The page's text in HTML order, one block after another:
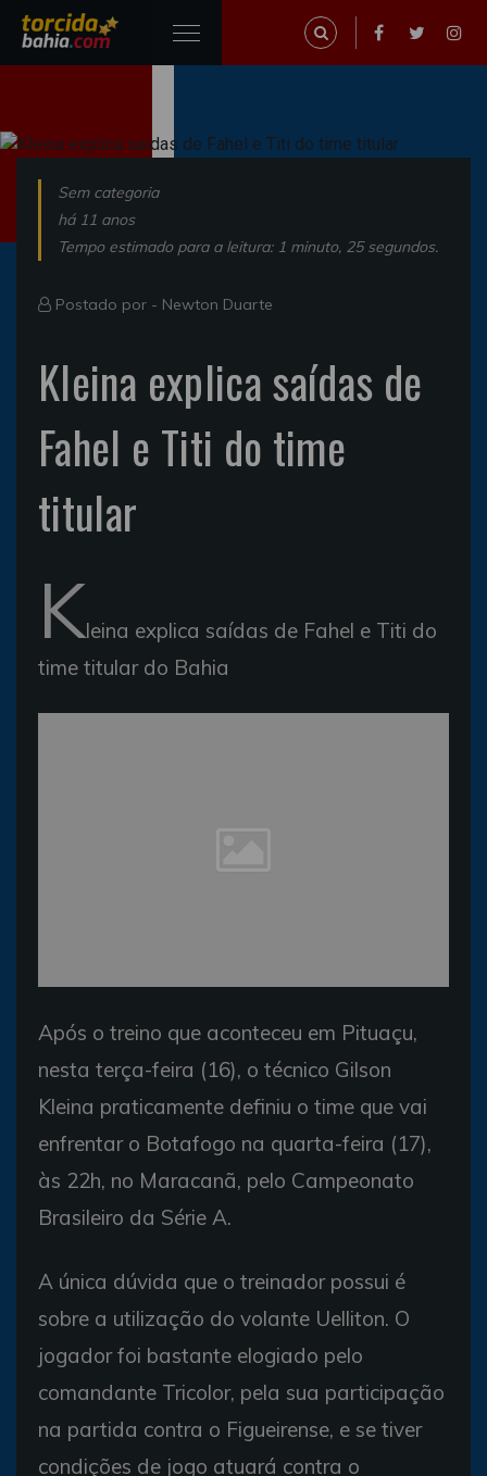
Sem categoria
há 11 anos
Tempo estimado para a leitura: 1 minuto, 25 segundos.
Postado por - Newton Duarte
Kleina explica saídas de
Fahel e Titi do time
titular
Kleina explica saídas de Fahel e Titi do
time titular do Bahia
Após o treino que aconteceu em Pituaçu,
nesta terça-feira (16), o técnico Gilson
Kleina praticamente definiu o time que vai
enfrentar o Botafogo na quarta-feira (17),
às 22h, no Maracanã, pelo Campeonato
Brasileiro da Série A.
A única dúvida que o treinador possui é
sobre a utilização do volante Uelliton. O
jogador foi bastante elogiado pelo
comandante Tricolor, pela sua participação
na partida contra o Figueirense, e se tiver
condições de jogo atuará contra o